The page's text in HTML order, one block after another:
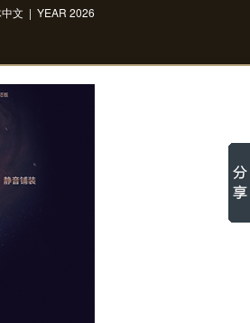
文 | YEAR 2026